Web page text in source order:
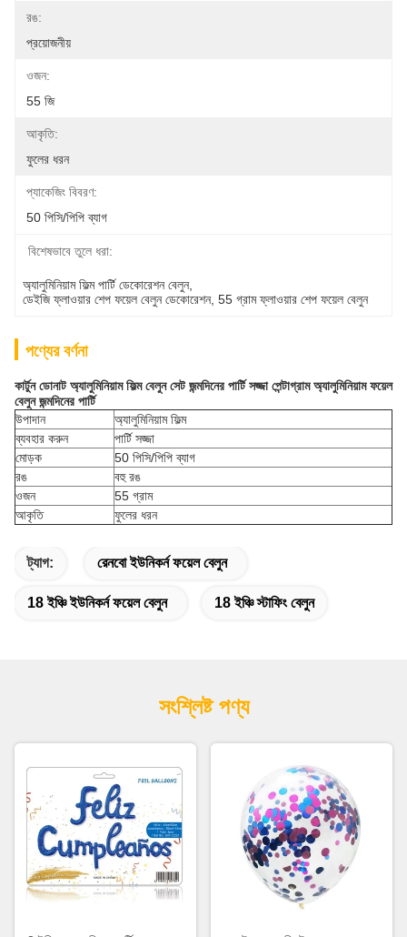
রঙ:
প্রয়োজনীয়
ওজন:
55 জি
আকৃতি:
ফুলের ধরন
প্যাকেজিং বিবরণ:
50 পিসি/পিপি ব্যাগ
বিশেষভাবে তুলে ধরা:
অ্যালুমিনিয়াম ফিল্ম পার্টি ডেকোরেশন বেলুন,
ডেইজি ফ্লাওয়ার শেপ ফয়েল বেলুন ডেকোরেশন, 55 গ্রাম ফ্লাওয়ার শেপ ফয়েল বেলুন
পণ্যের বর্ণনা
কার্টুন ডোনাট অ্যালুমিনিয়াম ফিল্ম বেলুন সেট জন্মদিনের পার্টি সজ্জা পেন্টাগ্রাম অ্যালুমিনিয়াম ফয়েল
বেলুন জন্মদিনের পার্টি
উপাদান
অ্যালুমিনিয়াম ফিল্ম
ব্যবহার করুন
পার্টি সজ্জা
মোড়ক
50 পিসি/পিপি ব্যাগ
রঙ
বহু রঙ
ওজন
55 গ্রাম
আকৃতি
ফুলের ধরন
ট্যাগ: রেনবো ইউনিকর্ন ফয়েল বেলুন
18 ইঞ্চি ইউনিকর্ন ফয়েল বেলুন 18 ইঞ্চি স্টাফিং বেলুন
সংশ্লিষ্ট পণ্য